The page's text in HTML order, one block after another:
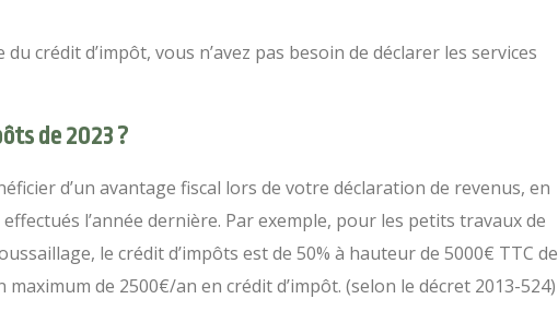
crédit d’impôt, vous n’avez pas besoin de déclarer les services
de 2023 ?
d’un avantage fiscal lors de votre déclaration de revenus, en
l’année dernière. Par exemple, pour les petits travaux de
le crédit d’impôts est de 50% à hauteur de 5000€ TTC de
de 2500€/an en crédit d’impôt. (selon le décret 2013-524)